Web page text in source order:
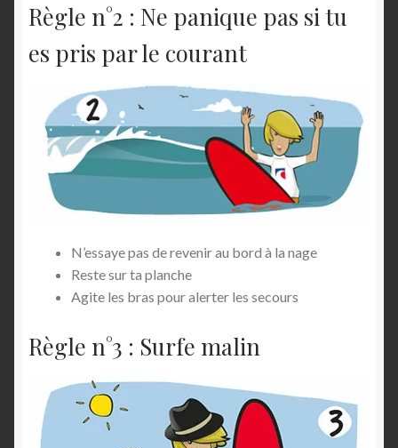
Règle n°2 : Ne panique pas si tu
es pris par le courant
N’essaye pas de revenir au bord à la nage
Reste sur ta planche
Agite les bras pour alerter les secours
Règle n°3 : Surfe malin